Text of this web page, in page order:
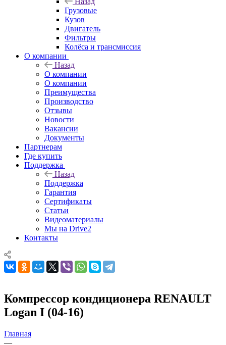
Грузовые
Кузов
Двигатель
Фильтры
Колёса и трансмиссия
О компании
Назад
О компании
О компании
Преимущества
Производство
Отзывы
Новости
Вакансии
Документы
Партнерам
Где купить
Поддержка
Назад
Поддержка
Гарантия
Сертификаты
Статьи
Видеоматериалы
Мы на Drive2
Контакты
Компрессор кондиционера RENAULT
Logan I (04-16)
Главная
—